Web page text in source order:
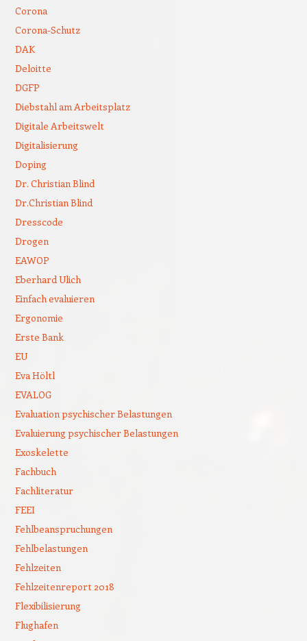
Corona
Corona-Schutz
DAK
Deloitte
DGFP
Diebstahl am Arbeitsplatz
Digitale Arbeitswelt
Digitalisierung
Doping
Dr. Christian Blind
Dr.Christian Blind
Dresscode
Drogen
EAWOP
Eberhard Ulich
Einfach evaluieren
Ergonomie
Erste Bank
EU
Eva Höltl
EVALOG
Evaluation psychischer Belastungen
Evaluierung psychischer Belastungen
Exoskelette
Fachbuch
Fachliteratur
FEEI
Fehlbeanspruchungen
Fehlbelastungen
Fehlzeiten
Fehlzeitenreport 2018
Flexibilisierung
Flughafen